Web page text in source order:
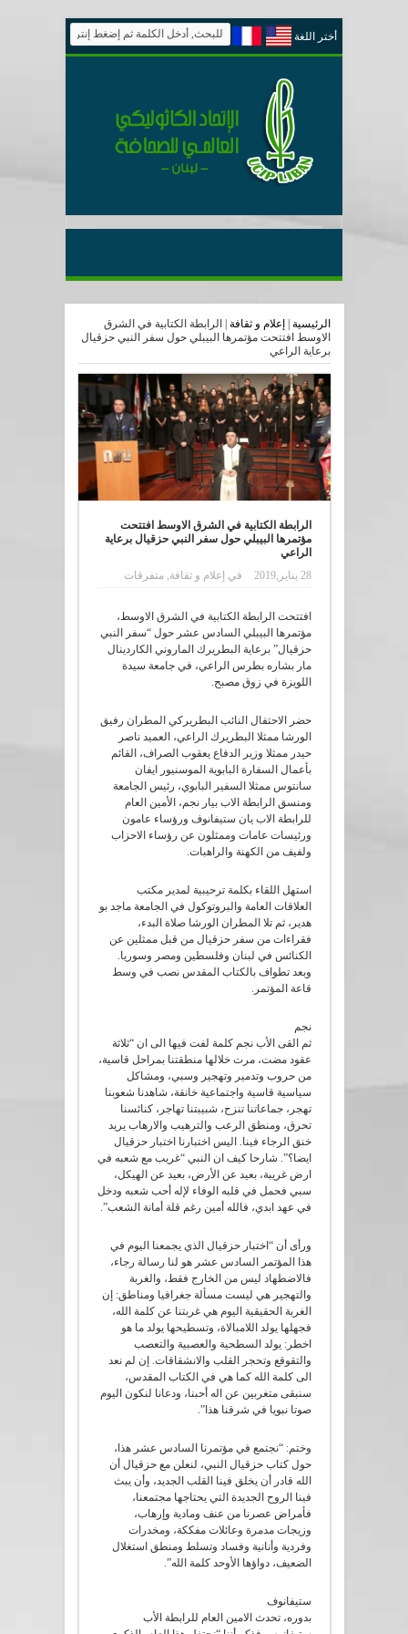
أختر اللغة
الرئيسية إعلام و ثقافة
الرابطة الكتابية في الشرق
الاوسط افتتحت مؤتمرها البيبلي حول سفر النبي حزقيال
برعاية الراعي
الرابطة الكتابية في الشرق الاوسط افتتحت
مؤتمرها البيبلي حول سفر النبي حزقيال برعاية
الراعي
28 يناير,2019
في إعلام و ثقافة ,متفرقات
افتتحت الرابطة الكتابية في الشرق الاوسط،
مؤتمرها البيبلي السادس عشر حول “سفر النبي
حزقيال” برعاية البطريرك الماروني الكاردينال
مار بشاره بطرس الراعي، في جامعة سيدة
اللويزة في زوق مصبح.
حضر الاحتفال النائب البطريركي المطران رفيق
الورشا ممثلا البطريرك الراعي، العميد ناصر
حيدر ممثلا وزير الدفاع يعقوب الصراف، القائم
بأعمال السفارة البابوية الموسنيور ايفان
سانتوس ممثلا السفير البابوي، رئيس الجامعة
ومنسق الرابطة الاب بيار نجم، الأمين العام
للرابطة الاب يان ستيفانوف ورؤساء عامون
ورئيسات عامات وممثلون عن رؤساء الاحزاب
ولفيف من الكهنة والراهبات.
استهل اللقاء بكلمة ترحيبية لمدير مكتب
العلاقات العامة والبروتوكول في الجامعة ماجد بو
هدير، ثم تلا المطران الورشا صلاة البدء،
فقراءات من سفر حزقيال من قبل ممثلين عن
الكنائس في لبنان وفلسطين ومصر وسوريا.
وبعد تطواف بالكتاب المقدس نصب في وسط
قاعة المؤتمر.
نجم
ثم القى الأب نجم كلمة لفت فيها الى ان “ثلاثة
عقود مضت، مرت خلالها منطقتنا بمراحل قاسية،
من حروب وتدمير وتهجير وسبي، ومشاكل
سياسية قاسية واجتماعية خانقة، شاهدنا شعوبنا
تهجر، جماعاتنا تنزح، شبيبتنا تهاجر، كنائسنا
تحرق، ومنطق الرعب والترهيب والارهاب يريد
خنق الرجاء فينا. اليس اختبارنا اختبار حزقيال
ايضا؟”. شارحا كيف ان النبي “غريب مع شعبه في
ارض غريبة، بعيد عن الأرض، بعيد عن الهيكل،
سبي فحمل في قلبه الوفاء لإله أحب شعبه ودخل
في عهد ابدي، فالله أمين رغم قلة أمانة الشعب”.
ورأى أن “اختبار حزقيال الذي يجمعنا اليوم في
هذا المؤتمر السادس عشر هو لنا رسالة رجاء،
فالاضطهاد ليس من الخارج فقط، والغربة
والتهجير هي ليست مسألة جغرافيا ومناطق: إن
الغربة الحقيقية اليوم هي غربتنا عن كلمة الله،
فجهلها يولد اللامبالاة، وتسطيحها يولد ما هو
اخطر: يولد السطحية والعصبية والتعصب
والتقوقع وتحجر القلب والانشقاقات. إن لم نعد
الى كلمة الله كما هي في الكتاب المقدس،
سنبقى متغربين عن اله أحبنا، ودعانا لنكون اليوم
صوتا نبويا في شرقنا هذا”.
وختم: “نجتمع في مؤتمرنا السادس عشر هذا،
حول كتاب حزقيال النبي، لنعلن مع حزقيال أن
الله قادر أن يخلق فينا القلب الجديد، وأن يبث
فينا الروح الجديدة التي يحتاجها مجتمعنا،
فأمراض عصرنا من عنف ومادية وإرهاب،
وزيجات مدمرة وعائلات مفككة، ومخدرات
وفردية وأنانية وفساد وتسلط ومنطق استغلال
الضعيف، دواؤها الأوحد كلمة الله”.
ستيفانوف
بدوره، تحدث الامين العام للرابطة الأب